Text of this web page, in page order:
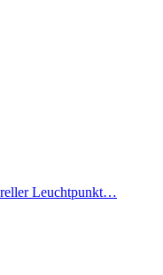
Leuchtpunkt…